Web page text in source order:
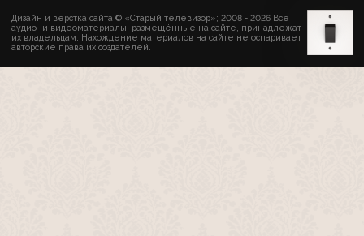
Дизайн и верстка сайта © «Старый телевизор»; 2008 - 2026 Все
аудио- и видеоматериалы, размещённые на сайте, принадлежат
их владельцам. Нахождение материалов на сайте не оспаривает
авторские права их создателей.